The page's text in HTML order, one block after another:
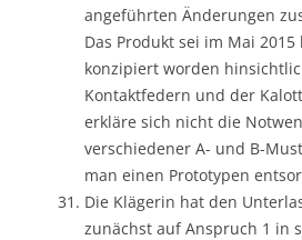
angeführten Änderungen
Das Produkt sei im Mai
konzipiert worden
Kontaktfedern und der
erkläre sich nicht die
verschiedener A- und B-
man einen Prototypen
Die Klägerin hat den
zunächst auf Anspruch 1 in